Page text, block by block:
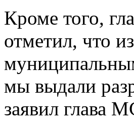
Кроме того,
отметил, что
мы выдали
заявил глава